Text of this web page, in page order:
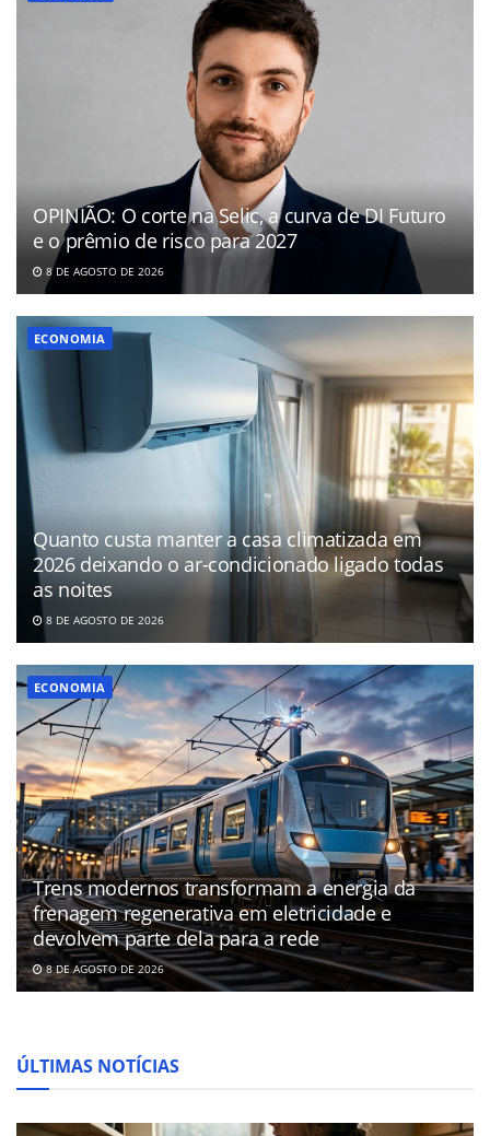
OPINIÃO: O corte na Selic, a curva de DI Futuro
e o prêmio de risco para 2027
8 DE AGOSTO DE 2026
ECONOMIA
Quanto custa manter a casa climatizada em
2026 deixando o ar-condicionado ligado todas
as noites
8 DE AGOSTO DE 2026
ECONOMIA
Trens modernos transformam a energia da
frenagem regenerativa em eletricidade e
devolvem parte dela para a rede
8 DE AGOSTO DE 2026
ÚLTIMAS NOTÍCIAS